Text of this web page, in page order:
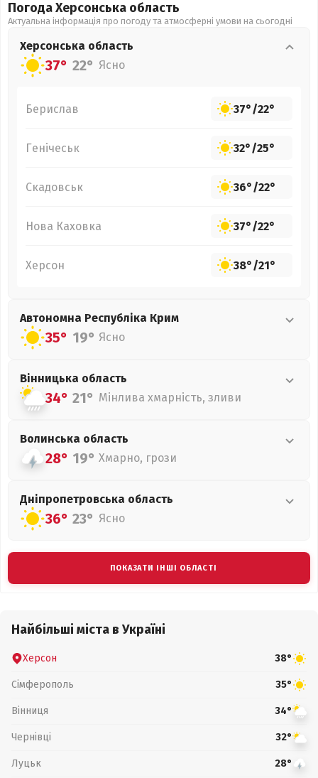
Погода Херсонська область
Актуальна інформація про погоду та атмосферні умови на сьогодні
Херсонська область
37° 22° Ясно
Берислав 37°/22°
Генічеськ 32°/25°
Скадовськ 36°/22°
Нова Каховка 37°/22°
Херсон 38°/21°
Автономна Республіка Крим
35° 19° Ясно
Вінницька область
34° 21° Мінлива хмарність, зливи
Волинська область
28° 19° Хмарно, грози
Дніпропетровська область
36° 23° Ясно
ПОКАЗАТИ ІНШІ ОБЛАСТІ
Найбільші міста в Україні
Херсон 38°
Сімферополь 35°
Вінниця 34°
Чернівці 32°
Луцьк 28°